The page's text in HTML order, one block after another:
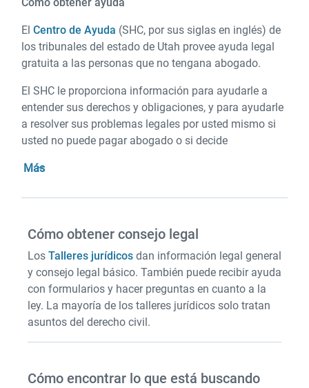
El Centro de Ayuda (SHC, por sus siglas en inglés) de
los tribunales del estado de Utah provee ayuda legal
gratuita a las personas que no tengana abogado.
El SHC le proporciona información para ayudarle a
entender sus derechos y obligaciones, y para ayudarle
a resolver sus problemas legales por usted mismo si
usted no puede pagar abogado o si decide
Más
Cómo obtener consejo legal
Los Talleres jurídicos dan información legal general
y consejo legal básico. También puede recibir ayuda
con formularios y hacer preguntas en cuanto a la
ley. La mayoría de los talleres jurídicos solo tratan
asuntos del derecho civil.
Cómo encontrar lo que está buscando